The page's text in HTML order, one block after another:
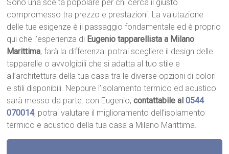
Sono una scelta popolare per chi cerca il giusto
compromesso tra prezzo e prestazioni. La valutazione
delle tue esigenze è il passaggio fondamentale ed è proprio
qui che l’esperienza di Eugenio tapparellista a Milano
Marittima, farà la differenza: potrai scegliere il design delle
tapparelle o avvolgibili che si adatta al tuo stile e
all’architettura della tua casa tra le diverse opzioni di colori
e stili disponibili. Neppure l’isolamento termico ed acustico
sarà messo da parte: con Eugenio,contattabile al0544
070014, potrai valutare il miglioramento dell’isolamento
termico e acustico della tua casa a Milano Marittima.